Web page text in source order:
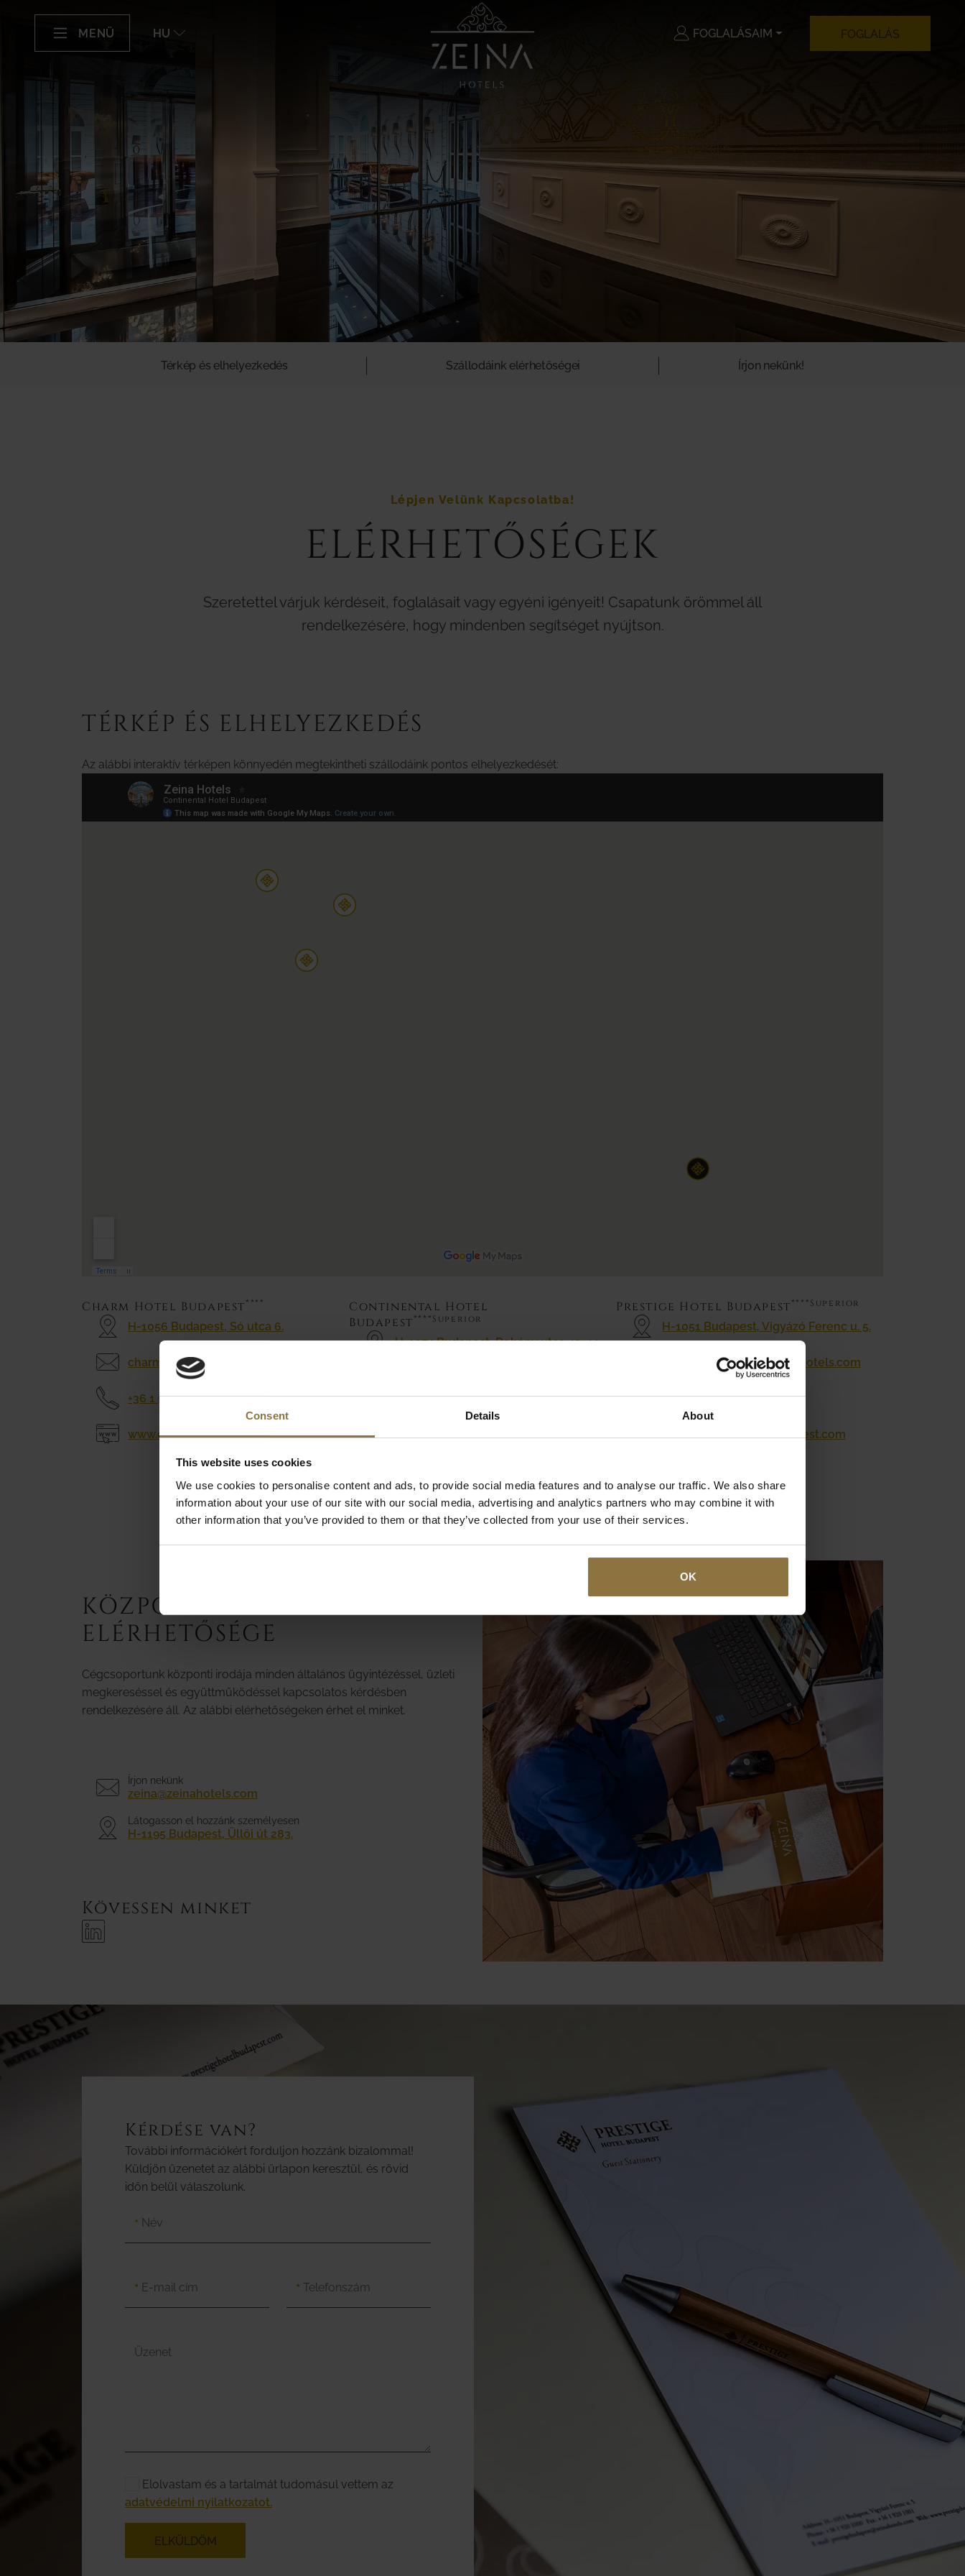
Consent Details About
This website uses cookies
We use cookies to personalise content and ads, to provide social media features and to analyse our traffic. We also share
information about your use of our site with our social media, advertising and analytics partners who may combine it with
other information that you’ve provided to them or that they’ve collected from your use of their services.
OK
MENÜ HU FOGLALÁSAIM FOGLALÁS
Térkép és elhelyezkedés Szállodáink elérhetőségei Írjon nekünk!
Lépjen Velünk Kapcsolatba!
ELÉRHETŐSÉGEK
Szeretettel várjuk kérdéseit, foglalásait vagy egyéni igényeit! Csapatunk örömmel áll
rendelkezésére, hogy mindenben segítséget nyújtson.
TÉRKÉP ÉS ELHELYEZKEDÉS
Az alábbi interaktív térképen könnyedén megtekintheti szállodáink pontos elhelyezkedését:
Charm Hotel Budapest****
H-1056 Budapest, Só utca 6.
charmbudapest@zeinahotels.com
+36 1 920 2100
www.charmhotelbudapest.com
Continental Hotel
Budapest****Superior
H-1074 Budapest, Dohány utca 42-44.
+36 1 815 1000
Prestige Hotel Budapest****Superior
H-1051 Budapest, Vigyázó Ferenc u. 5.
prestigebudapest@zeinahotels.com
+36 1 920 1000
www.prestigehotelbudapest.com
KÖZPONTI IRODÁNK
ELÉRHETŐSÉGE
Cégcsoportunk központi irodája minden általános ügyintézéssel, üzleti
megkereséssel és együttműködéssel kapcsolatos kérdésben
rendelkezésére áll. Az alábbi elérhetőségeken érhet el minket.
Írjon nekünk
zeina@zeinahotels.com
Látogasson el hozzánk személyesen
H-1195 Budapest, Üllői út 283.
Kövessen minket
Kérdése van?
További információkért forduljon hozzánk bizalommal!
Küldjön üzenetet az alábbi űrlapon keresztül, és rövid
időn belül válaszolunk.
★ Név
★ E-mail cím ★ Telefonszám
Üzenet
Elolvastam és a tartalmát tudomásul vettem az
adatvédelmi nyilatkozatot.
ELKÜLDÖM